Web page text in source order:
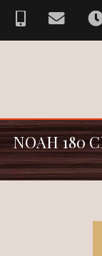
NOAH 180